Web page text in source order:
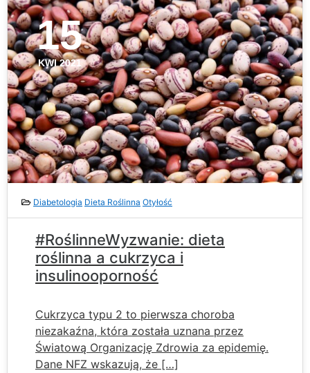
15
KWI 2021
Diabetologia Dieta Roślinna Otyłość
#RoślinneWyzwanie: dieta
roślinna a cukrzyca i
insulinooporność
Cukrzyca typu 2 to pierwsza choroba
niezakaźna, która została uznana przez
Światową Organizację Zdrowia za epidemię.
Dane NFZ wskazują, że […]